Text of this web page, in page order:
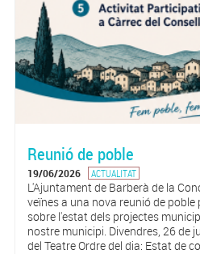
Reunió de poble
19/06/2026 ACTUALITAT
L'Ajuntament de Barberà de la
veïnes a una nova reunió de
sobre l'estat dels projectes
nostre municipi. Divendres, 26 de
del Teatre Ordre del dia: Estat de